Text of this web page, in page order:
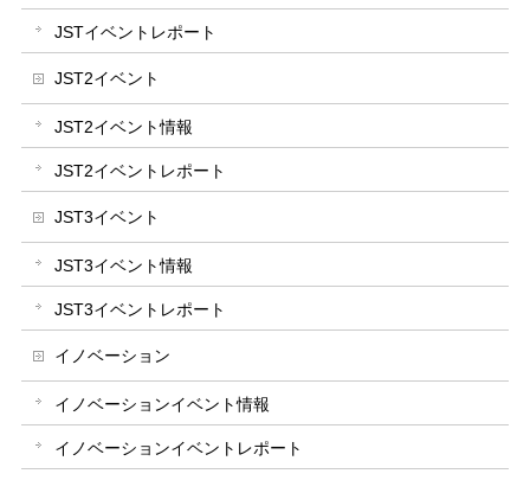
JSTイベントレポート
JST2イベント
JST2イベント情報
JST2イベントレポート
JST3イベント
JST3イベント情報
JST3イベントレポート
イノベーション
イノベーションイベント情報
イノベーションイベントレポート